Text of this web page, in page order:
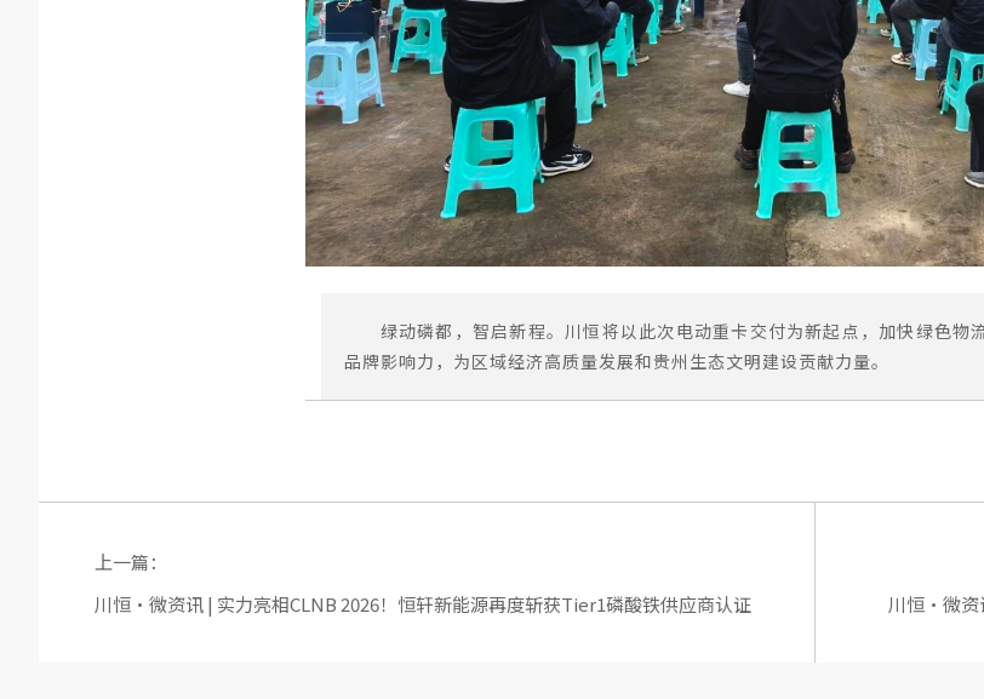
绿动磷都，智启新程。川恒将以此次电动重卡交付为新起点，加快绿色物
品牌影响力，为区域经济高质量发展和贵州生态文明建设贡献力量。
上一篇：
川恒·微资讯 | 实力亮相CLNB 2026！恒轩新能源再度斩获Tier1磷酸铁供应商认证
川恒·微资